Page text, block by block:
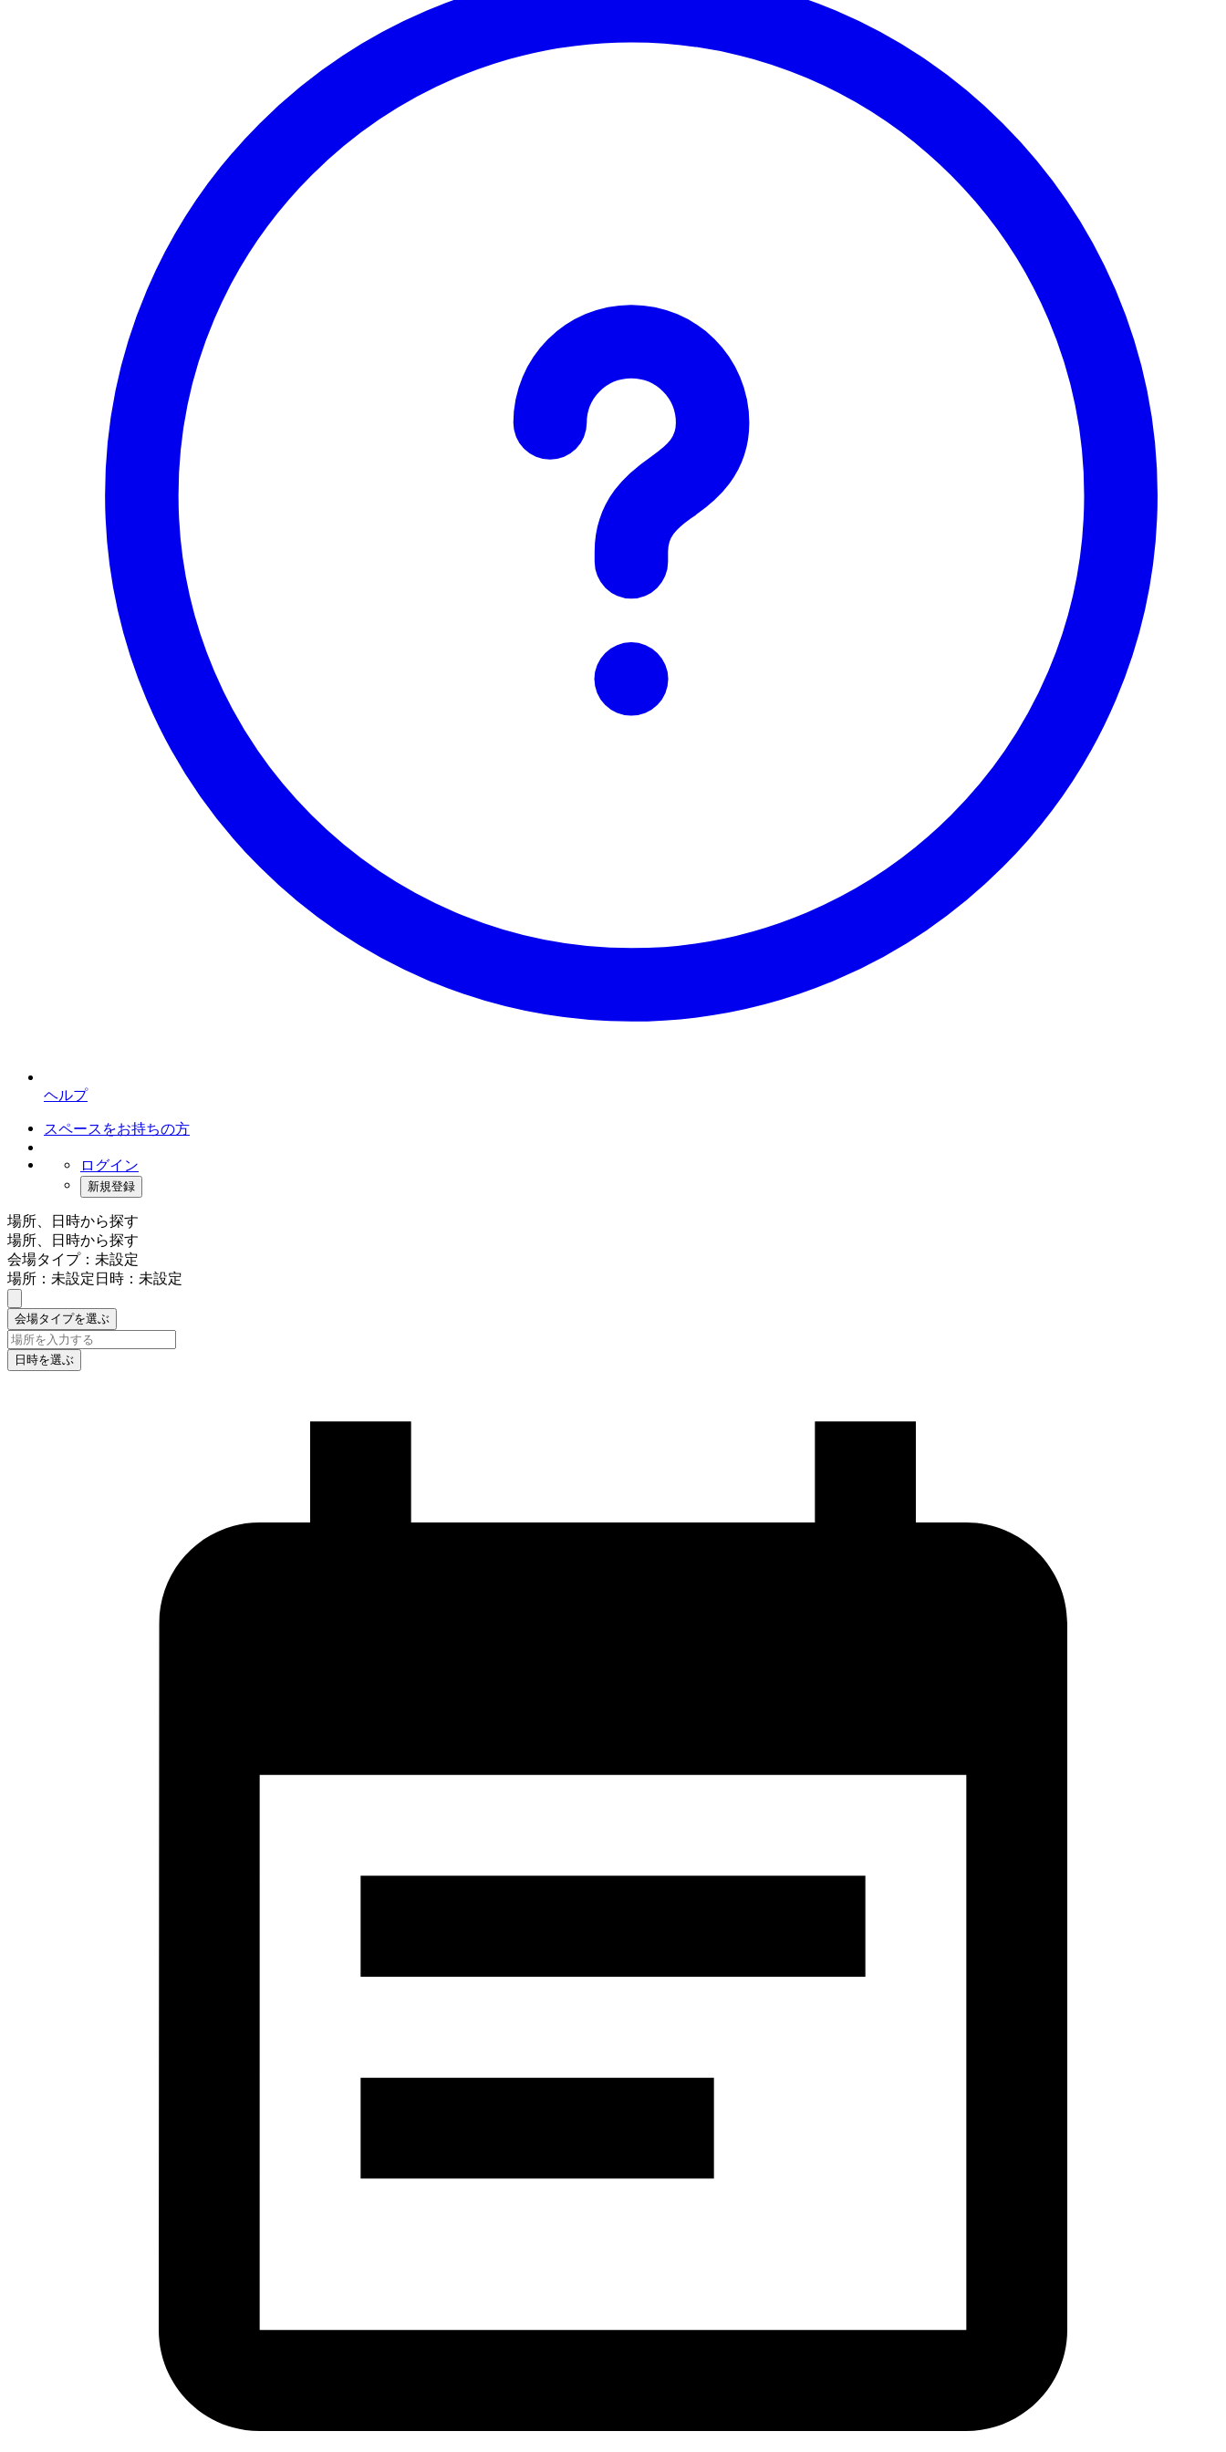
ヘルプ
スペースをお持ちの方
ログイン
新規登録
場所、日時から探す
場所、日時から探す
会場タイプ：未設定
場所：未設定日時：未設定
会場タイプを選ぶ
日時を選ぶ